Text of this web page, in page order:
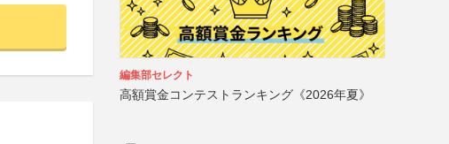
編集部セレクト
高額賞金コンテストランキング《2026年夏》